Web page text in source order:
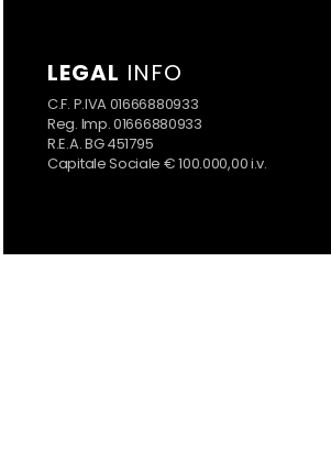
LEGAL INFO
C.F. P.IVA 01666880933
Reg. Imp. 01666880933
R.E.A. BG 451795
Capitale Sociale € 100.000,00 i.v.